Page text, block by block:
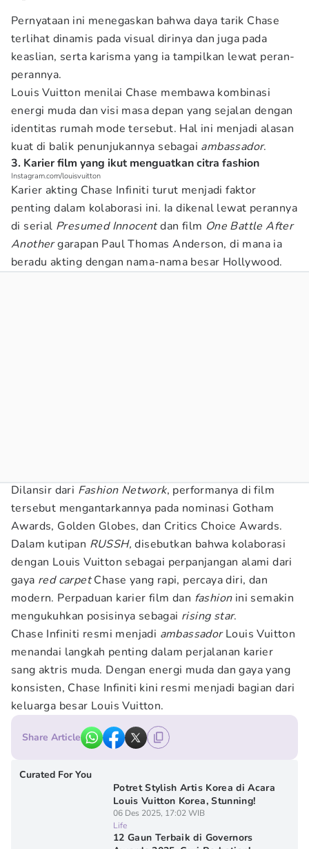
Pernyataan ini menegaskan bahwa daya tarik Chase
terlihat dinamis pada visual dirinya dan juga pada
keaslian, serta karisma yang ia tampilkan lewat peran-
perannya.
Louis Vuitton menilai Chase membawa kombinasi
energi muda dan visi masa depan yang sejalan dengan
identitas rumah mode tersebut. Hal ini menjadi alasan
kuat di balik penunjukannya sebagai ambassador.
3. Karier film yang ikut menguatkan citra fashion
Instagram.com/louisvuitton
Karier akting Chase Infiniti turut menjadi faktor
penting dalam kolaborasi ini. Ia dikenal lewat perannya
di serial Presumed Innocentdan film One Battle After
Anothergarapan Paul Thomas Anderson, di mana ia
beradu akting dengan nama-nama besar Hollywood.
Dilansir dari Fashion Network, performanya di film
tersebut mengantarkannya pada nominasi Gotham
Awards, Golden Globes, dan Critics Choice Awards.
Dalam kutipan RUSSH, disebutkan bahwa kolaborasi
dengan Louis Vuitton sebagai perpanjangan alami dari
gaya red carpetChase yang rapi, percaya diri, dan
modern. Perpaduan karier film dan fashion ini semakin
mengukuhkan posisinya sebagai rising star.
Chase Infiniti resmi menjadi ambassadorLouis Vuitton
menandai langkah penting dalam perjalanan karier
sang aktris muda. Dengan energi muda dan gaya yang
konsisten, Chase Infiniti kini resmi menjadi bagian dari
keluarga besar Louis Vuitton.
Share Article
Curated For You
Potret Stylish Artis Korea di Acara
Louis Vuitton Korea, Stunning!
06 Des 2025, 17:02 WIB
Life
12 Gaun Terbaik di Governors